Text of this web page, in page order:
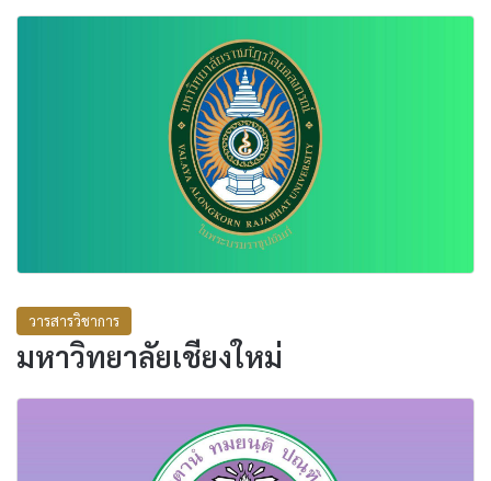
วารสารวิชาการ
มหาวิทยาลัยเชียงใหม่